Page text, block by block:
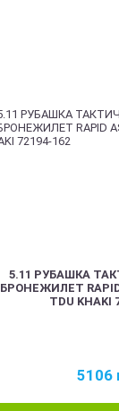
5.11 РУБАШКА
БРОНЕЖИЛЕТ
TDU KHAKI
5106